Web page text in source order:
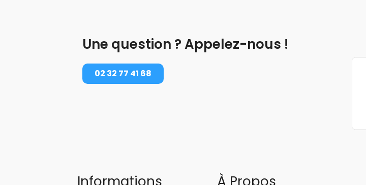
Une question ? Appelez-nous !
02 32 77 41 68